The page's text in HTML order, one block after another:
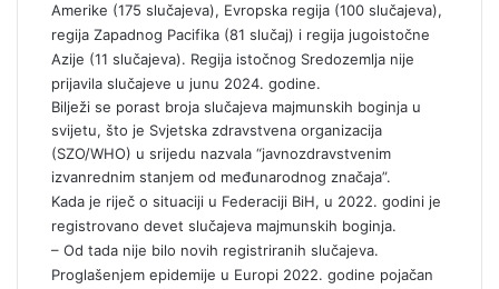
Amerike (175 slučajeva), Evropska regija (100 slučajeva),
regija Zapadnog Pacifika (81 slučaj) i regija jugoistočne
Azije (11 slučajeva). Regija istočnog Sredozemlja nije
prijavila slučajeve u junu 2024. godine.
Bilježi se porast broja slučajeva majmunskih boginja u
svijetu, što je Svjetska zdravstvena organizacija
(SZO/WHO) u srijedu nazvala “javnozdravstvenim
izvanrednim stanjem od međunarodnog značaja”.
Kada je riječ o situaciji u Federaciji BiH, u 2022. godini je
registrovano devet slučajeva majmunskih boginja.
– Od tada nije bilo novih registriranih slučajeva.
Proglašenjem epidemije u Europi 2022. godine pojačan